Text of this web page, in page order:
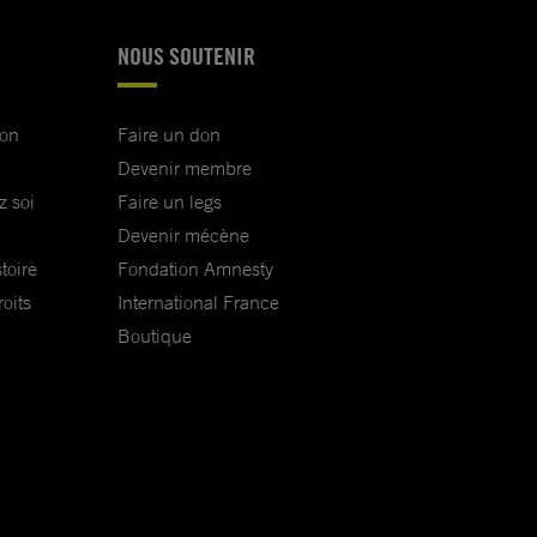
soi
NOUS SOUTENIR
Faire un don
Devenir membre
Faire un legs
Devenir mécène
Fondation Amnesty
International France
Boutique